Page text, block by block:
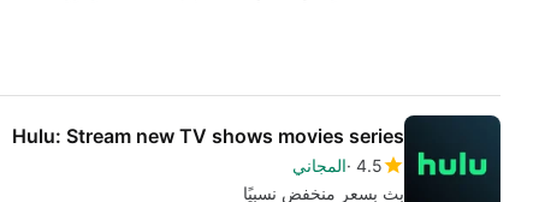
Hulu: Stream new TV shows movies series
4.5 المجاني
بث بسعر منخفض نسبيًا